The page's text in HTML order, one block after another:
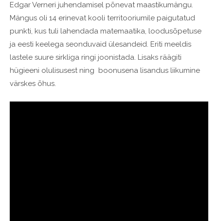
Edgar Verneri juhendamisel põnevat maastikumängu.
Mängus oli 14 erinevat kooli territooriumile paigutatud
punkti, kus tuli lahendada matemaatika, loodusõpetuse
ja eesti keelega seonduvaid ülesandeid. Eriti meeldis
lastele suure sirkliga ringi joonistada. Lisaks räägiti
hügieeni olulisusest ning boonusena lisandus liikumine
värskes õhus.